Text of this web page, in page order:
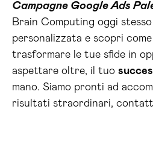
Campagne Google Ads
Brain Computing oggi
personalizzata e scopri
trasformare le tue sfide in
aspettare oltre, il tuo
mano. Siamo pronti ad
risultati straordinari,